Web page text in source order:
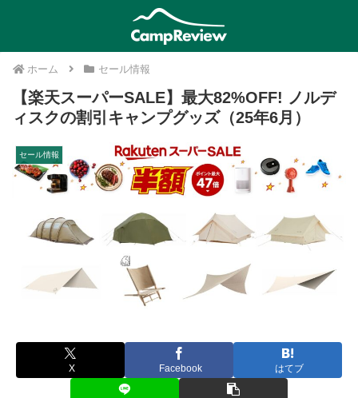
ホーム セール情報
【楽天スーパーSALE】最大82%OFF! ノルデ
ィスクの割引キャンプグッズ（25年6月）
セール情報
X Facebook はてブ